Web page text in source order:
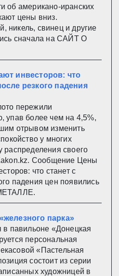
об американо-иранских
цены вниз.
свинец и другие
сначала на САЙТ О
инвесторов: что
резкого падения
пережили
упав более чем на 4,5%,
отрывом изменить
у многих
распределения своего
Сообщение Цены
что станет с
падения цен появились
парка»
павильоне «Донецкая
персональная
«Пастельная
состоит из серии
художницей в